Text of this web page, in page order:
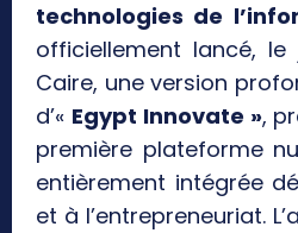
technologies de
officiellement lancé, le
Caire, une version
d’« Egypt Innovate »,
première plateforme
entièrement intégrée
et à l’entrepreneuriat.